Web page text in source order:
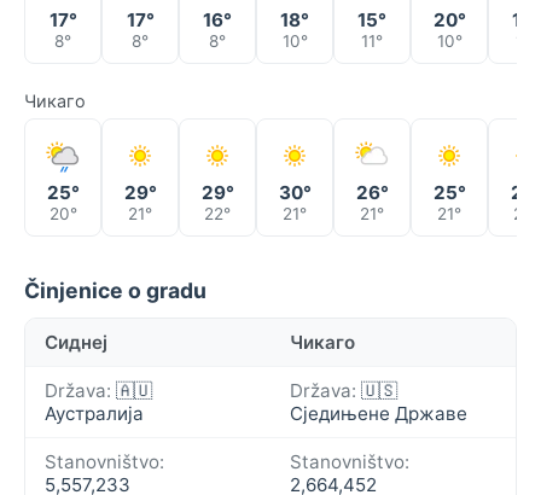
17°
8°
17°
8°
16°
8°
18°
10°
15°
11°
20°
10°
14°
Чикаго
25°
20°
29°
21°
29°
22°
30°
21°
26°
21°
25°
21° 20°
Činjenice o gradu
Сиднеј Чикаго
Država: 🇦🇺
Аустралија
Država: 🇺🇸
Сједињене Државе
Stanovništvo:
5,557,233
Stanovništvo:
2,664,452